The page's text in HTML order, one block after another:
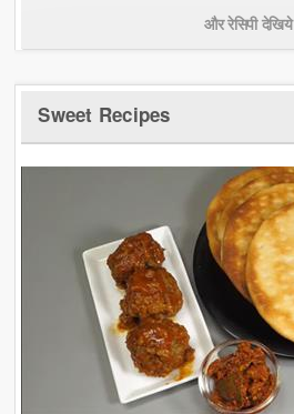
और रेसिपी देखिये
Sweet Recipes